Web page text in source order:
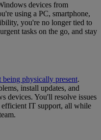
devices from
using a PC, smartphone,
you're no longer tied to
tasks on the go, and stay
being physically present.
install updates, and
devices. You'll resolve issues
efficient IT support, all while